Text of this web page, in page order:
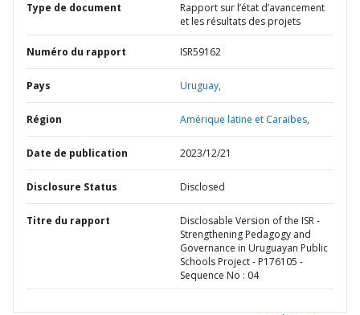
Type de document
Rapport sur l’état d’avancement
et les résultats des projets
Numéro du rapport ISR59162
Pays Uruguay,
Région Amérique latine et Caraïbes,
Date de publication 2023/12/21
Disclosure Status Disclosed
Titre du rapport
Disclosable Version of the ISR -
Strengthening Pedagogy and
Governance in Uruguayan Public
Schools Project - P176105 -
Sequence No : 04